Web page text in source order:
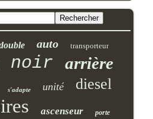
auto transporteur
noir arrière
s'adapte unité diesel
ascenseur porte